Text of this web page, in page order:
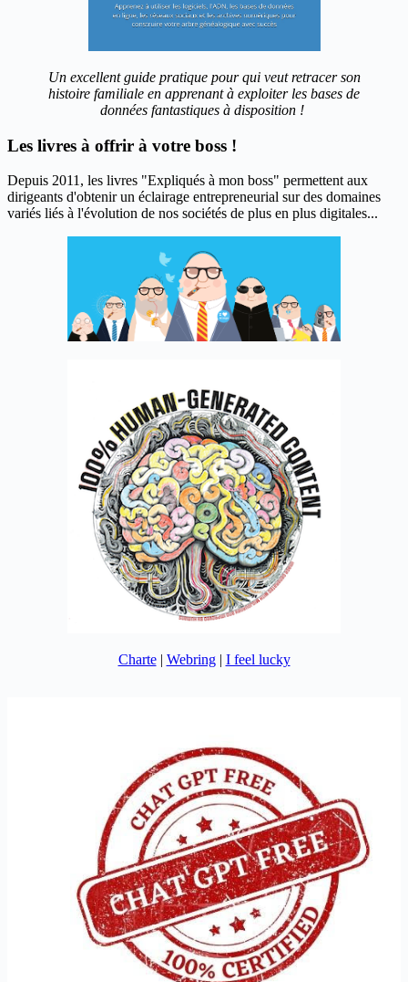
Un excellent guide pratique pour qui veut retracer son
histoire familiale en apprenant à exploiter les bases de
données fantastiques à disposition !
Les livres à offrir à votre boss !
Depuis 2011, les livres "Expliqués à mon boss" permettent aux
dirigeants d'obtenir un éclairage entrepreneurial sur des domaines
variés liés à l'évolution de nos sociétés de plus en plus digitales...
Charte| Webring| I feel lucky